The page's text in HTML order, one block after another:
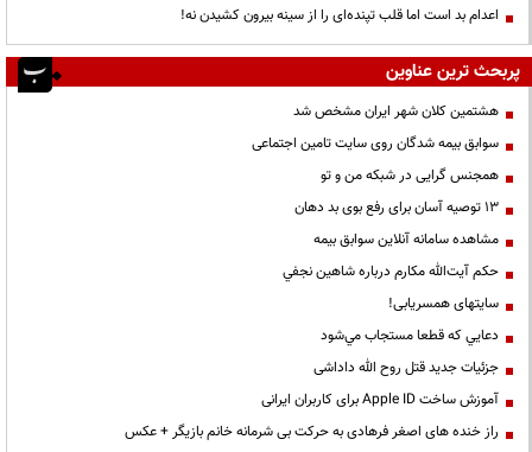
اعدام بد است اما قلب تپنده‌ای را از سینه بیرون کشیدن نه!
پربحث ترین عناوین
هشتمین کلان شهر ایران مشخص شد
سوابق بیمه شدگان روی سایت تامین اجتماعی
همجنس گرایی در شبکه من و تو
13 توصیه آسان برای رفع بوی بد دهان
مشاهده سامانه آنلاين سوابق بیمه
حكم آيت‌الله مكارم درباره شاهين نجفي
سایتهای همسریابی!
دعايي كه قطعا مستجاب مي‌شود
جزئیات جدید قتل روح الله داداشی
آموزش ساخت Apple ID برای کاربران ایرانی
راز خنده های اصغر فرهادی به حرکت بی شرمانه خانم بازیگر + عکس